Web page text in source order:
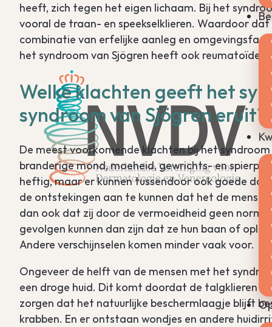
heeft, zich tegen het eigen lichaam. Bij het
vooral de traan- en speekselklieren. Waardoor
combinatie van erfelijke aanleg en
het syndroom van Sjögren heeft ook reumatoïde
Welke klachten geeft het
syndroom van Sjögren eruit?
De meest voorkomende klachten bij het
branderige mond, moeheid, gewrichts- en
heftig, maar er kunnen tussendoor ook goede
de ontstekingen aan te kunnen dat het de
dan ook dat zij door de vermoeidheid geen
gevolgen kunnen dan zijn dat ze hun baan of
Andere verschijnselen komen minder vaak voor.
Ongeveer de helft van de mensen met het
een droge huid. Dit komt doordat de talgklieren
zorgen dat het natuurlijke beschermlaagje blijft
krabben. En er ontstaan wondjes en andere